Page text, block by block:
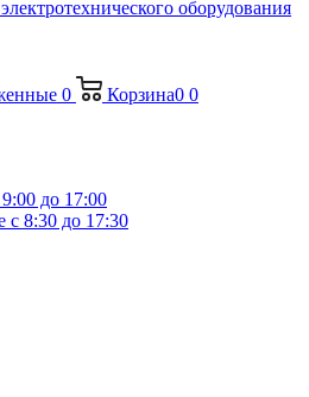
0 Корзина0 0
до 17:00
с 8:30 до 17:30